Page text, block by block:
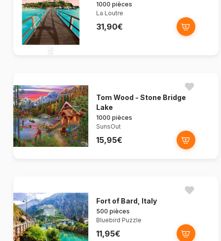
1000 pièces
La Loutre
31,90€
Tom Wood - Stone Bridge
Lake
1000 pièces
SunsOut
15,95€
Fort of Bard, Italy
500 pièces
Bluebird Puzzle
11,95€